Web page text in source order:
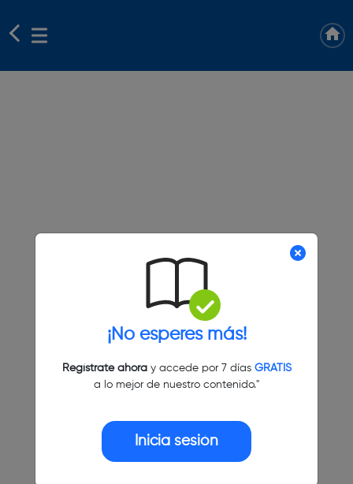
¡No esperes más!
Regístrate ahoray accede por 7 días GRATIS
a lo mejor de nuestro contenido."
Inicia sesión